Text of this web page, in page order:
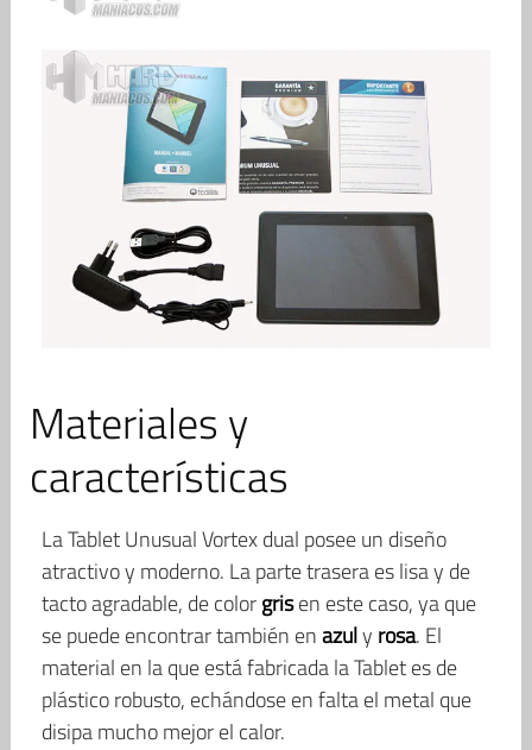
Materiales y
características
La Tablet Unusual Vortex dual posee un diseño
atractivo y moderno. La parte trasera es lisa y de
tacto agradable, de colorgrisen este caso, ya que
se puede encontrar también enazuly rosa. El
material en la que está fabricada la Tablet es de
plástico robusto, echándose en falta el metal que
disipa mucho mejor el calor.